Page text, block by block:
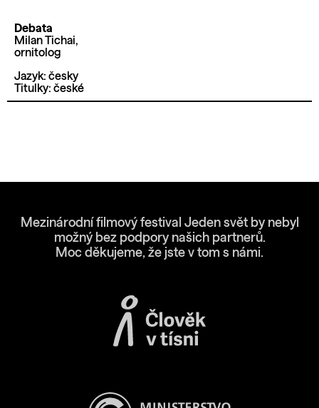
Debata
Milan Tichai,
ornitolog
Jazyk: česky
Titulky: české
Mezinárodní filmový festival Jeden svět by nebyl
možný bez podpory našich partnerů.
Moc děkujeme, že jste v tom s námi.